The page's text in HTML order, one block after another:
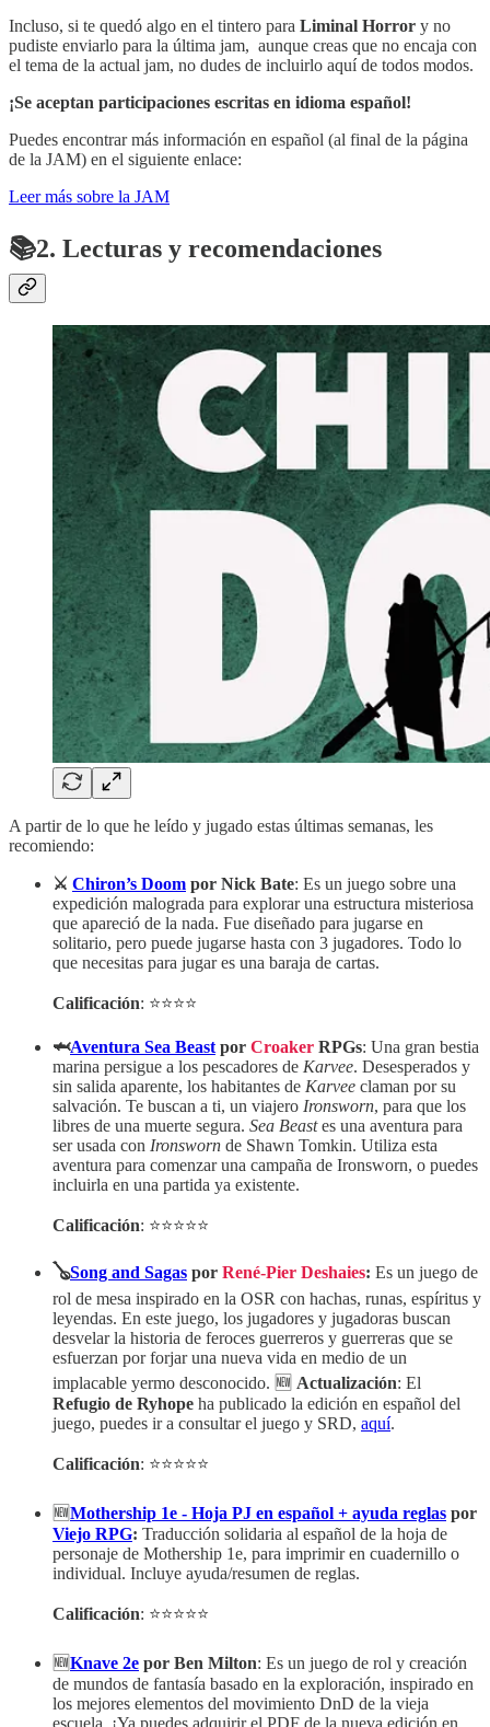
Incluso, si te quedó algo en el tintero para Liminal Horror y no
pudiste enviarlo para la última jam, aunque creas que no encaja con
el tema de la actual jam, no dudes de incluirlo aquí de todos modos.
¡Se aceptan participaciones escritas en idioma español!
Puedes encontrar más información en español (al final de la página
de la JAM) en el siguiente enlace:
Leer más sobre la JAM
📚2. Lecturas y recomendaciones
A partir de lo que he leído y jugado estas últimas semanas, les
recomiendo:
⚔️ Chiron’s Doom por Nick Bate: Es un juego sobre una
expedición malograda para explorar una estructura misteriosa
que apareció de la nada. Fue diseñado para jugarse en
solitario, pero puede jugarse hasta con 3 jugadores. Todo lo
que necesitas para jugar es una baraja de cartas.
Calificación: ⭐⭐⭐⭐
🦈Aventura Sea Beast por Croaker RPGs: Una gran bestia
marina persigue a los pescadores de Karvee. Desesperados y
sin salida aparente, los habitantes de Karvee claman por su
salvación. Te buscan a ti, un viajero Ironsworn, para que los
libres de una muerte segura. Sea Beastes una aventura para
ser usada con Ironsworn de Shawn Tomkin. Utiliza esta
aventura para comenzar una campaña de Ironsworn, o puedes
incluirla en una partida ya existente.
Calificación: ⭐⭐⭐⭐⭐
🪕Song and Sagas por René-Pier Deshaies: Es un juego de
rol de mesa inspirado en la OSR con hachas, runas, espíritus y
leyendas. En este juego, los jugadores y jugadoras buscan
desvelar la historia de feroces guerreros y guerreras que se
esfuerzan por forjar una nueva vida en medio de un
implacable yermo desconocido. 🆕 Actualización: El
Refugio de Ryhope ha publicado la edición en español del
juego, puedes ir a consultar el juego y SRD, aquí.
Calificación: ⭐⭐⭐⭐⭐
🆕Mothership 1e - Hoja PJ en español + ayuda reglas por
Viejo RPG: Traducción solidaria al español de la hoja de
personaje de Mothership 1e, para imprimir en cuadernillo o
individual. Incluye ayuda/resumen de reglas.
Calificación: ⭐⭐⭐⭐⭐
🆕Knave 2e por Ben Milton: Es un juego de rol y creación
de mundos de fantasía basado en la exploración, inspirado en
los mejores elementos del movimiento DnD de la vieja